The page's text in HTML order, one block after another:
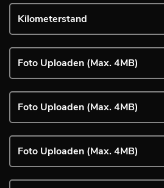
Foto Uploaden (Max. 4MB)
Foto Uploaden (Max. 4MB)
Foto Uploaden (Max. 4MB)